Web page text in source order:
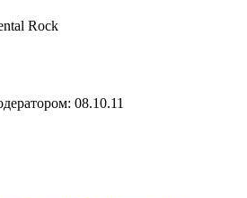
Rock
08.10.11